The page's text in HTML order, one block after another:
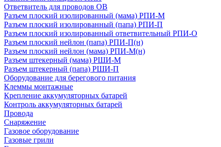
Ответвитель для проводов ОВ
Разъем плоский изолированный (мама) РПИ-М
Разъем плоский изолированный (папа) РПИ-П
Разъем плоский изолированный ответвительный РПИ-О
Разъем плоский нейлон (папа) РПИ-П(н)
Разъем плоский нейлон (мама) РПИ-М(н)
Разъем штекерный (мама) РШИ-М
Разъем штекерный (папа) РШИ-П
Оборудование для берегового питания
Клеммы монтажные
Крепление аккумуляторных батарей
Контроль аккумуляторных батарей
Провода
Снаряжение
Газовое оборудование
Газовые грили